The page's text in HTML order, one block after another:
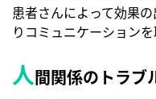
患者さんによって効果
りコミュニケーションを
人間関係のトラブ